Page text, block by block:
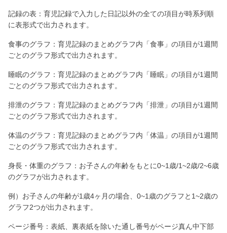
記録の表：育児記録で入力した日記以外の全ての項目が時系列順
に表形式で出力されます。
食事のグラフ：育児記録のまとめグラフ内「食事」の項目が1週間
ごとのグラフ形式で出力されます。
睡眠のグラフ：育児記録のまとめグラフ内「睡眠」の項目が1週間
ごとのグラフ形式で出力されます。
排泄のグラフ：育児記録のまとめグラフ内「排泄」の項目が1週間
ごとのグラフ形式で出力されます。
体温のグラフ：育児記録のまとめグラフ内「体温」の項目が1週間
ごとのグラフ形式で出力されます。
身長・体重のグラフ：お子さんの年齢をもとに0~1歳/1~2歳/2~6歳
のグラフが出力されます。
例）お子さんの年齢が1歳4ヶ月の場合、0~1歳のグラフと1~2歳の
グラフ2つが出力されます。
ページ番号：表紙、裏表紙を除いた通し番号がページ真ん中下部